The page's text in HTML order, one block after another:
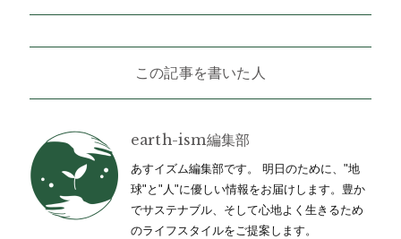
この記事を書いた人
earth-ism編集部
あすイズム編集部です。 明日のために、"地
球"と"人"に優しい情報をお届けします。豊か
でサステナブル、そして心地よく生きるため
のライフスタイルをご提案します。